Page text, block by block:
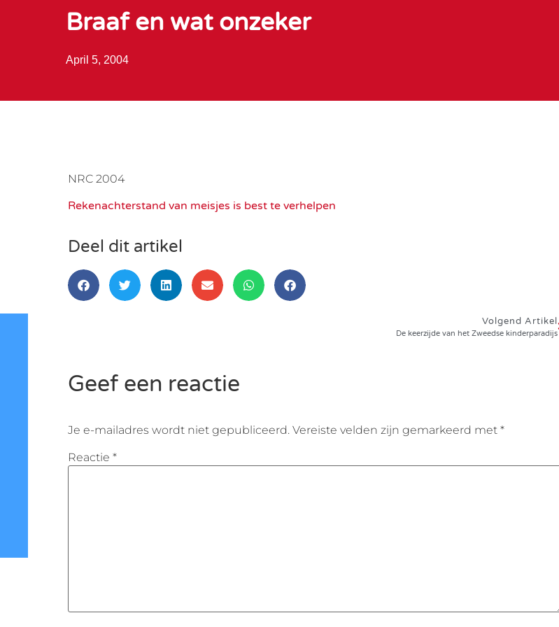
Braaf en wat onzeker
April 5, 2004
NRC 2004
Rekenachterstand van meisjes is best te verhelpen
Deel dit artikel
Volgend Artikel
De keerzijde van het Zweedse kinderparadijs
Geef een reactie
Je e-mailadres wordt niet gepubliceerd. Vereiste velden zijn gemarkeerd met *
Reactie *